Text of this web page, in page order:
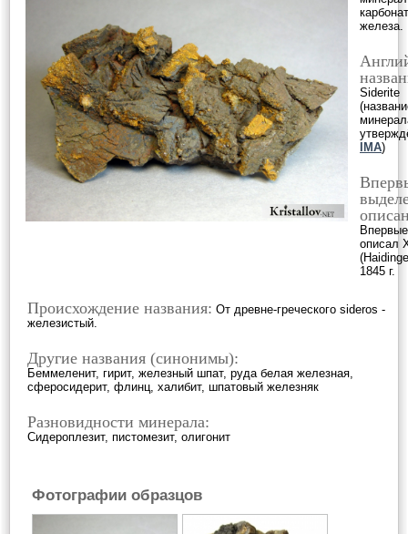
карбонат
железа.
Siderite
IMA)
описал
1845 г.
Происхождение названия: От древне-греческого sideros -
железистый.
Другие названия (синонимы):
Беммеленит, гирит, железный шпат, руда белая железная,
сферосидерит, флинц, халибит, шпатовый железняк
Разновидности минерала:
Сидероплезит, пистомезит, олигонит
Фотографии образцов